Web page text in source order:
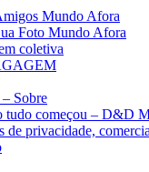
Mundo Afora
Foto Mundo Afora
coletiva
Sobre
tudo começou – D&D
de privacidade,